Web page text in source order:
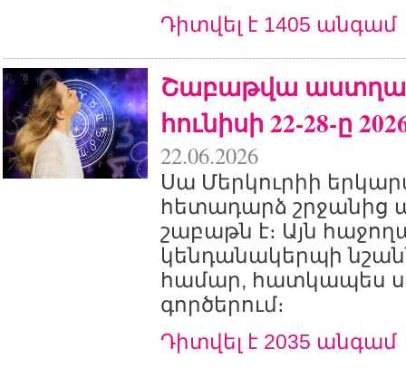
Դիտվել է 1405 անգամ
Շաբաթվա
հունիսի 22-28-ը
22.06.2026
Սա Մերկուրիի
հետադարձ շրջանից
շաբաթն է։ Այն
կենդանակերպի
համար, հատկապես
գործերում։
Դիտվել է 2035 անգամ